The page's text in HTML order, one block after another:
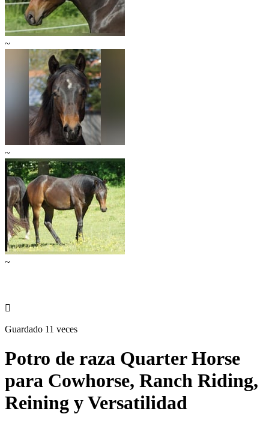
~
~
~

Guardado 11 veces
Potro de raza Quarter Horse
para Cowhorse, Ranch Riding,
Reining y Versatilidad